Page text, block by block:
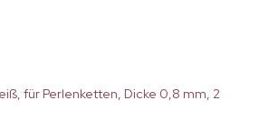
für Perlenketten, Dicke 0,8 mm, 2